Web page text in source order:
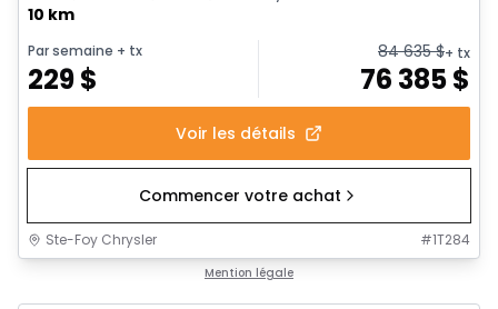
10 km
Par semaine + tx
229$
84 635$+ tx
76 385$
Voir les détails
Commencer votre achat
Ste-Foy Chrysler #1T284
Mention légale